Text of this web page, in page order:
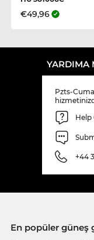
€49,96
YARDIMA
Pzts-
Help
+44
En popüler güneş